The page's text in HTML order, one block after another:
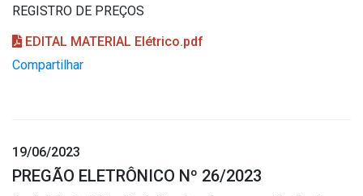
REGISTRO DE PREÇOS
EDITAL MATERIAL Elétrico.pdf
Compartilhar
19/06/2023
PREGÃO ELETRÔNICO Nº 26/2023